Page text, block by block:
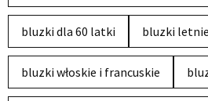
bluzki dla 60 latki bluzki letnie
bluzki włoskie i francuskie